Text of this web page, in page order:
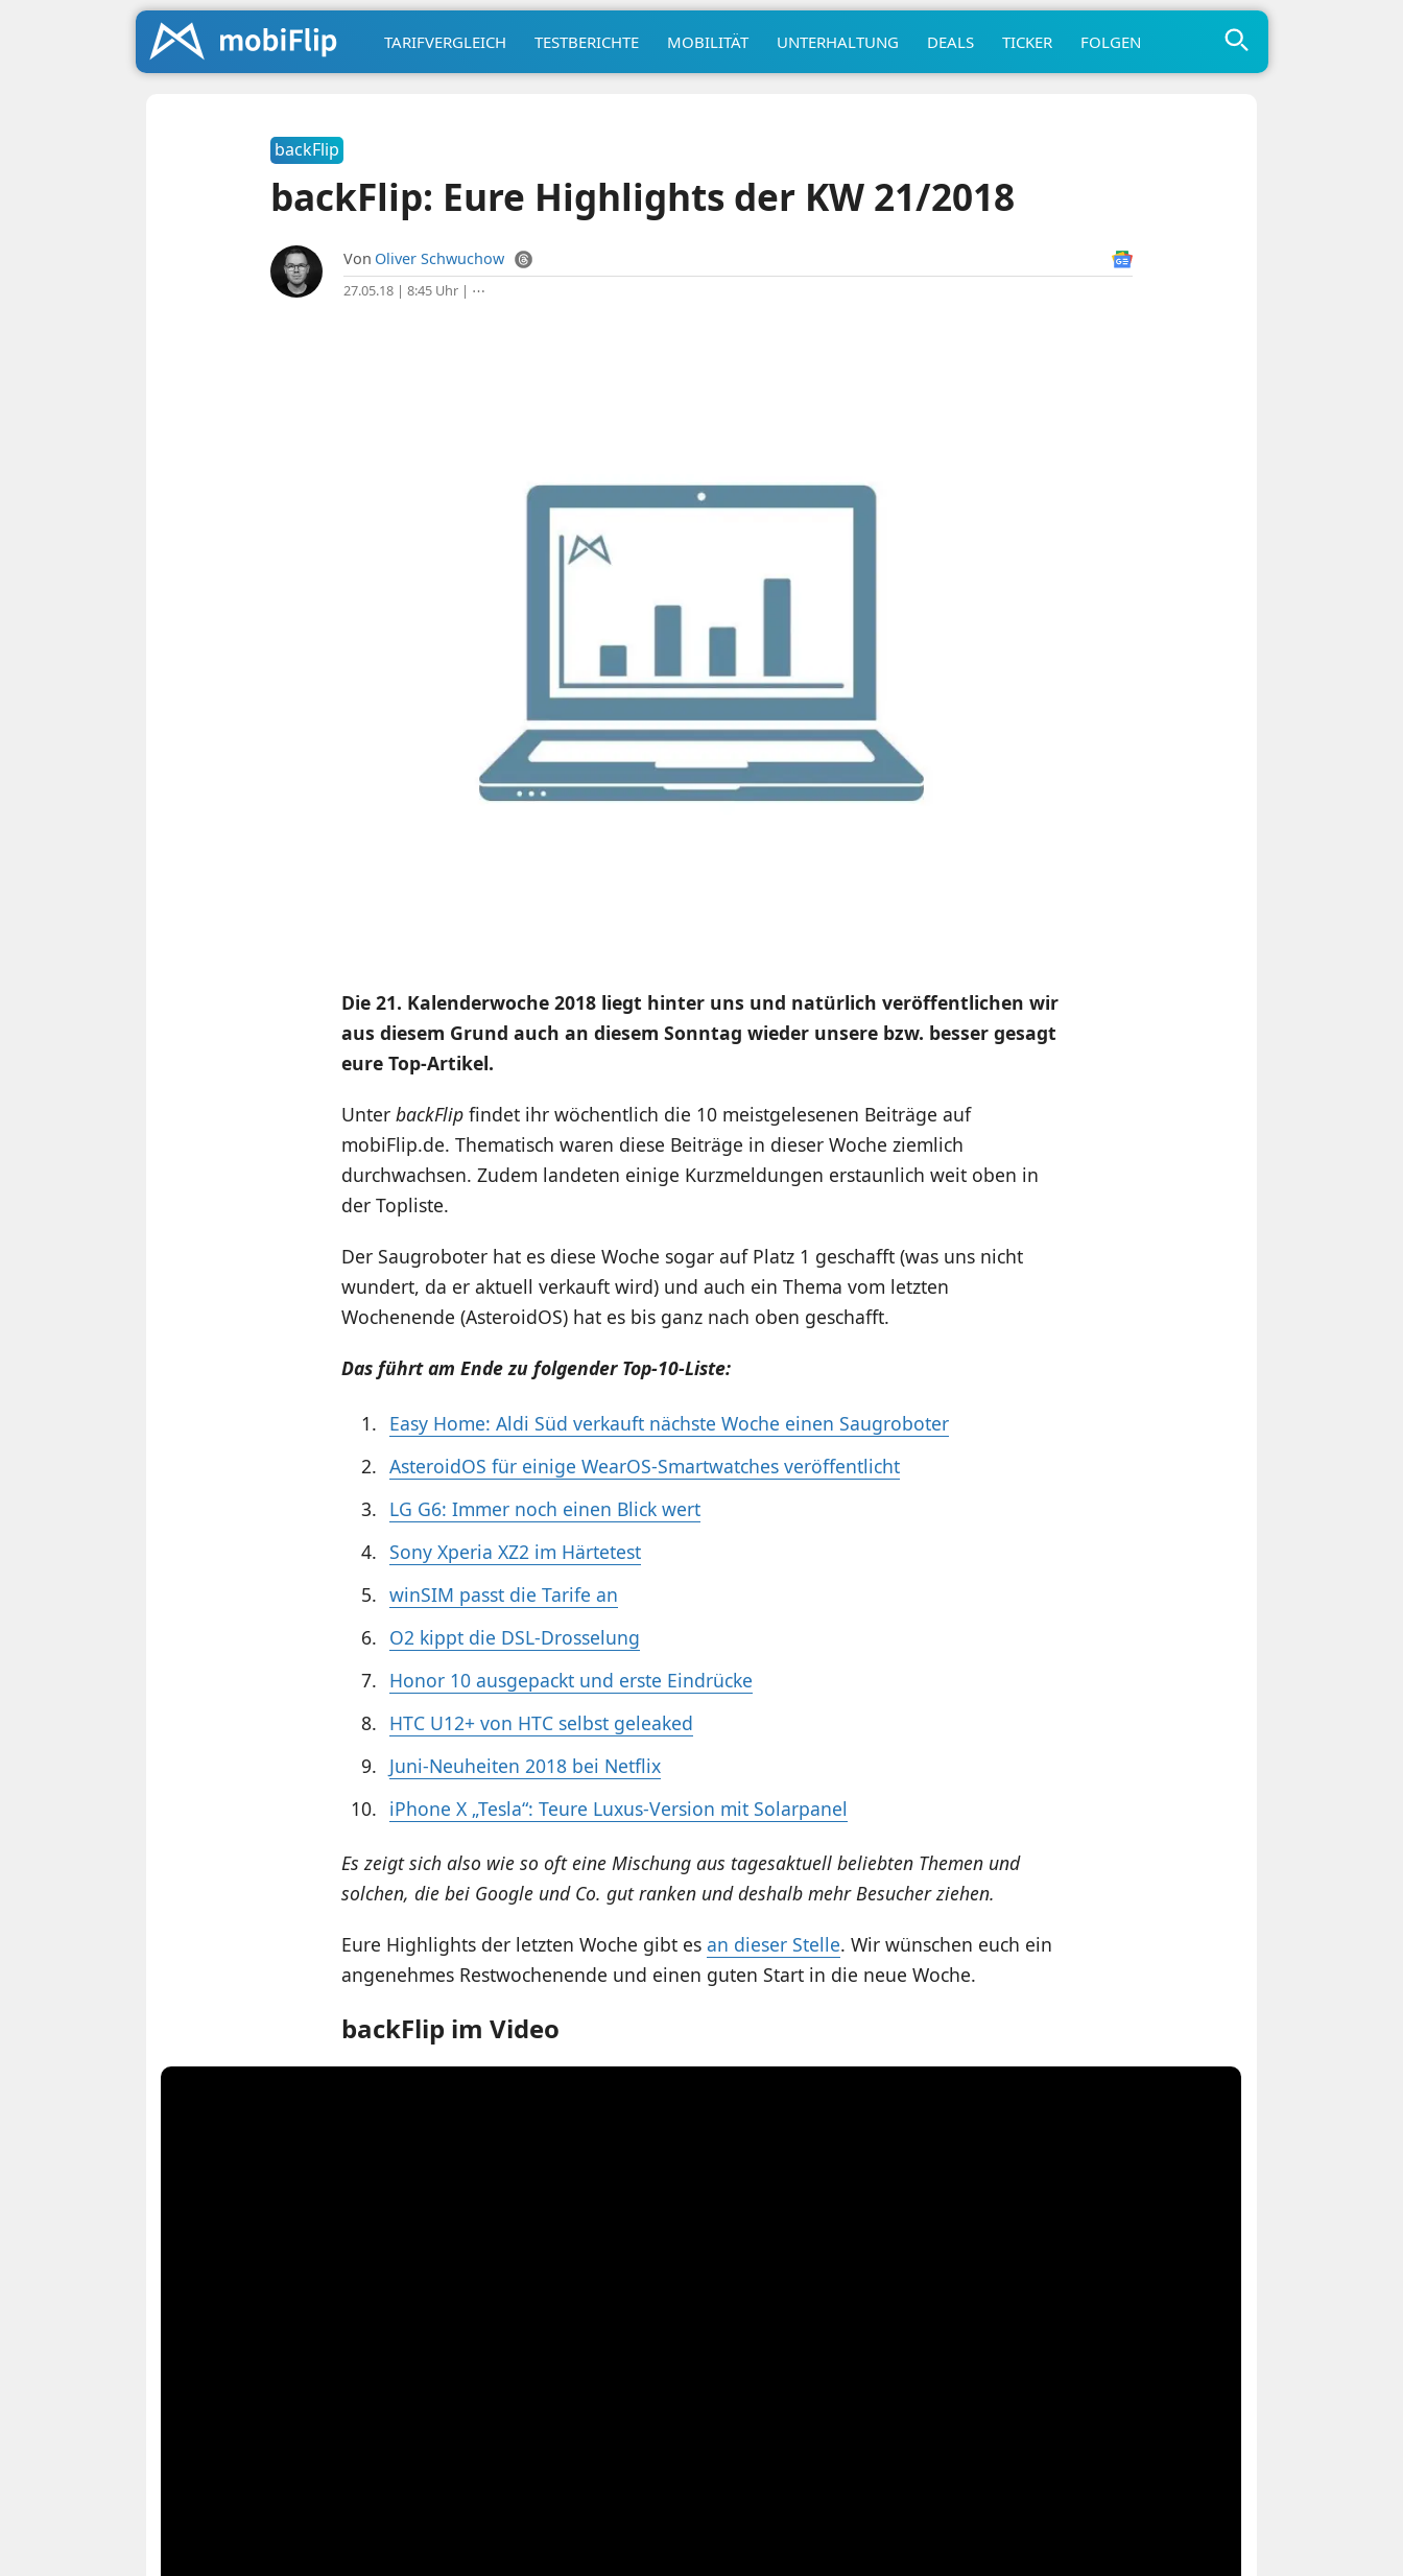
TARIFVERGLEICH TESTBERICHTE MOBILITÄT UNTERHALTUNG DEALS TICKER FOLGEN
backFlip
backFlip: Eure Highlights der KW 21/2018
Von Oliver Schwuchow
27.05.18 | 8:45 Uhr| ⋯
Die 21. Kalenderwoche 2018 liegt hinter uns und natürlich veröffentlichen wir
aus diesem Grund auch an diesem Sonntag wieder unsere bzw. besser gesagt
eure Top-Artikel.
Unter backFlip findet ihr wöchentlich die 10 meistgelesenen Beiträge auf
mobiFlip.de. Thematisch waren diese Beiträge in dieser Woche ziemlich
durchwachsen. Zudem landeten einige Kurzmeldungen erstaunlich weit oben in
der Topliste.
Der Saugroboter hat es diese Woche sogar auf Platz 1 geschafft (was uns nicht
wundert, da er aktuell verkauft wird) und auch ein Thema vom letzten
Wochenende (AsteroidOS) hat es bis ganz nach oben geschafft.
Das führt am Ende zu folgender Top-10-Liste:
Easy Home: Aldi Süd verkauft nächste Woche einen Saugroboter
AsteroidOS für einige WearOS-Smartwatches veröffentlicht
LG G6: Immer noch einen Blick wert
Sony Xperia XZ2 im Härtetest
winSIM passt die Tarife an
O2 kippt die DSL-Drosselung
Honor 10 ausgepackt und erste Eindrücke
HTC U12+ von HTC selbst geleaked
Juni-Neuheiten 2018 bei Netflix
iPhone X „Tesla“: Teure Luxus-Version mit Solarpanel
Es zeigt sich also wie so oft eine Mischung aus tagesaktuell beliebten Themen und
solchen, die bei Google und Co. gut ranken und deshalb mehr Besucher ziehen.
Eure Highlights der letzten Woche gibt es an dieser Stelle. Wir wünschen euch ein
angenehmes Restwochenende und einen guten Start in die neue Woche.
backFlip im Video